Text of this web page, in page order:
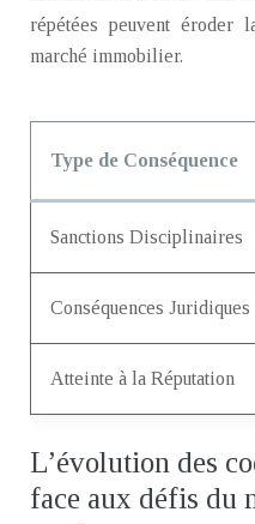
répétées peuvent éroder
marché immobilier.
Type de Conséquence
Sanctions Disciplinaires
Conséquences Juridiques
Atteinte à la Réputation
L’évolution des
face aux défis du